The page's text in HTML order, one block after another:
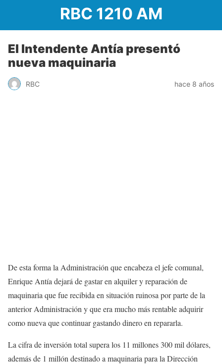
RBC 1210 AM
El Intendente Antía presentó
nueva maquinaria
RBC hace 8 años
De esta forma la Administración que encabeza el jefe comunal,
Enrique Antía dejará de gastar en alquiler y reparación de
maquinaria que fue recibida en situación ruinosa por parte de la
anterior Administración y que era mucho más rentable adquirir
como nueva que continuar gastando dinero en repararla.
La cifra de inversión total supera los 11 millones 300 mil dólares,
además de 1 millón destinado a maquinaria para la Dirección